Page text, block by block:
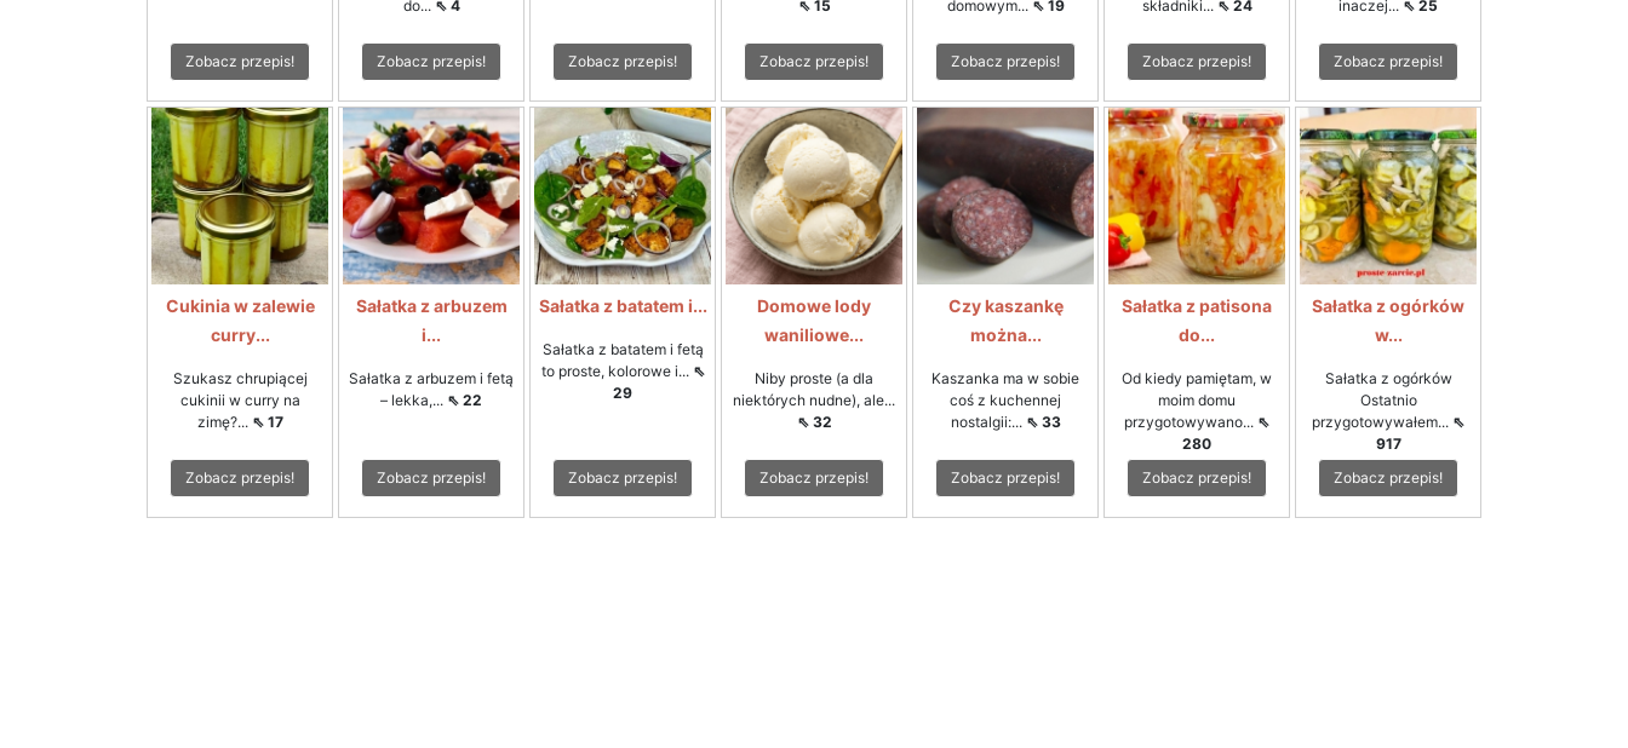
Zobacz przepis!
do... ⇖ 4
Zobacz przepis! Zobacz przepis!
⇖ 15
Zobacz przepis!
domowym... ⇖ 19
Zobacz przepis!
składniki... ⇖ 24
Zobacz przepis!
inaczej... ⇖ 25
Zobacz przepis!
Cukinia w zalewie
curry...
Szukasz chrupiącej
cukinii w curry na
zimę?... ⇖ 17
Zobacz przepis!
Sałatka z arbuzem
i...
Sałatka z arbuzem i fetą
– lekka,... ⇖ 22
Zobacz przepis!
Sałatka z batatem i...
Sałatka z batatem i fetą
to proste, kolorowe i... ⇖
29
Zobacz przepis!
Domowe lody
waniliowe...
Niby proste (a dla
niektórych nudne), ale...
⇖ 32
Zobacz przepis!
Czy kaszankę
można...
Kaszanka ma w sobie
coś z kuchennej
nostalgii:... ⇖ 33
Zobacz przepis!
Sałatka z patisona
do...
Od kiedy pamiętam, w
moim domu
przygotowywano... ⇖
280
Zobacz przepis!
Sałatka z ogórków
w...
Sałatka z ogórków
Ostatnio
przygotowywałem... ⇖
917
Zobacz przepis!